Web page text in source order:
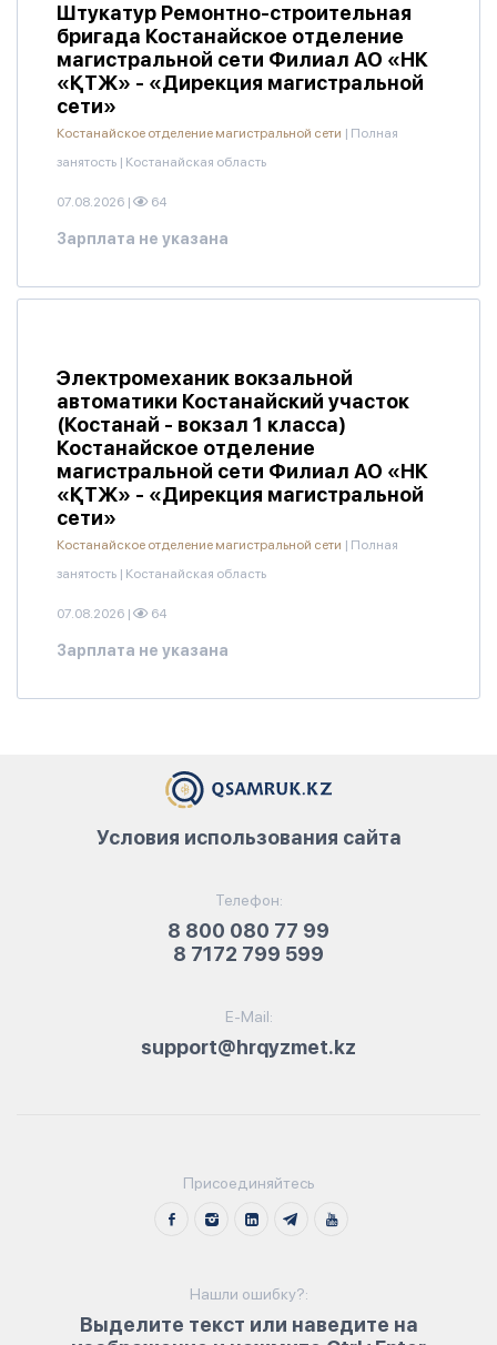
Штукатур Ремонтно-строительная
бригада Костанайское отделение
магистральной сети Филиал АО «НК
«ҚТЖ» - «Дирекция магистральной
сети»
Костанайское отделение магистральной сети | Полная
занятость | Костанайская область
07.08.2026 | 64
Зарплата не указана
Электромеханик вокзальной
автоматики Костанайский участок
(Костанай - вокзал 1 класса)
Костанайское отделение
магистральной сети Филиал АО «НК
«ҚТЖ» - «Дирекция магистральной
сети»
Костанайское отделение магистральной сети | Полная
занятость | Костанайская область
07.08.2026 | 64
Зарплата не указана
Телефон:
8 800 080 77 99
8 7172 799 599
E-Mail:
support@hrqyzmet.kz
Условия использования сайта
Присоединяйтесь
Нашли ошибку?:
Выделите текст или наведите на